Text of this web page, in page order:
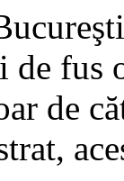
de fus
de